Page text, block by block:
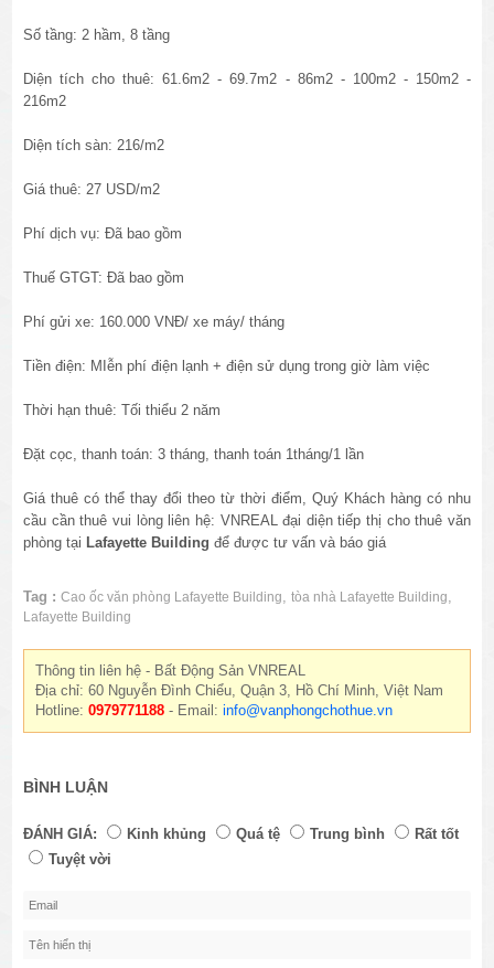
Số tầng: 2 hầm, 8 tầng
Diện tích cho thuê: 61.6m2 - 69.7m2 - 86m2 - 100m2 - 150m2 -
216m2
Diện tích sàn: 216/m2
Giá thuê: 27 USD/m2
Phí dịch vụ: Đã bao gồm
Thuế GTGT: Đã bao gồm
Phí gửi xe: 160.000 VNĐ/ xe máy/ tháng
Tiền điện: MIễn phí điện lạnh + điện sử dụng trong giờ làm việc
Thời hạn thuê: Tối thiểu 2 năm
Đặt cọc, thanh toán: 3 tháng, thanh toán 1tháng/1 lần
Giá thuê có thể thay đổi theo từ thời điểm, Quý Khách hàng có nhu
cầu cần thuê vui lòng liên hệ: VNREAL đại diện tiếp thị cho thuê văn
phòng tại Lafayette Building để được tư vấn và báo giá
Tag : Cao ốc văn phòng Lafayette Building ,tòa nhà Lafayette Building
Lafayette Building
Thông tin liên hệ - Bất Động Sản VNREAL
Địa chỉ: 60 Nguyễn Đình Chiểu, Quận 3, Hồ Chí Minh, Việt Nam
Hotline:0979771188 - Email:info@vanphongchothue.vn
BÌNH LUẬN
ĐÁNH GIÁ: Kinh khủng Quá tệ Trung bình
Rất tốt
Tuyệt vời